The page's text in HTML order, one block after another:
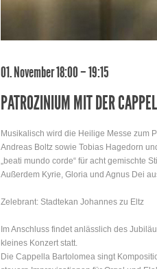
01. November 18:00 – 19:15
PATROZINIUM MIT DER
Musikalisch wird die Heilige Messe zum
Andreas Boltz sowie Tobias Hagedorn
„beati mundo corde“ für acht gemischte
Außerdem Kyrie, Gloria und Agnus Dei
Zelebrant: Stadtekan Johannes zu Eltz
Im Anschluss findet anlässlich des
kleines Konzert statt.
Die Cappella Bartolomea singt